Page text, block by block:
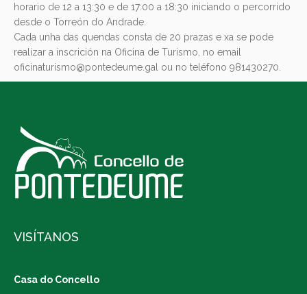
horario de 12 a 13:30 e de 17:00 a 18:30 iniciando o percorrido
desde o Torreón do Andrade.
Cada unha das quendas consta de 20 prazas e xa se pode
realizar a inscrición na Oficina de Turismo, no email
oficinaturismo@pontedeume.gal ou no teléfono 981430270.
VISÍTANOS
Casa do Concello